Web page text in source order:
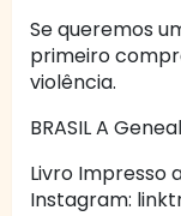
Se queremos
primeiro
violência.
BRASIL A
Livro Impresso
Instagram: